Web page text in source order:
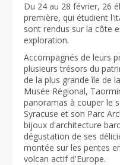
Du 24 au 28 février, 26
première, qui étudient
sont rendus sur la côte
exploration.
Accompagnés de leurs
plusieurs trésors du
de la plus grande île de
Musée Régional,
panoramas à couper le
Syracuse et son Parc
bijoux d'architecture
dégustation de ses
montée sur les pentes
volcan actif d'Europe.